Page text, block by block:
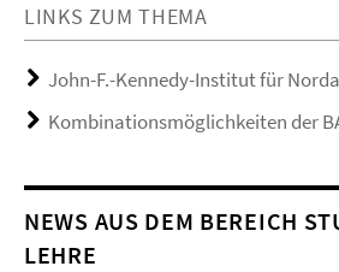
LINKS ZUM THEMA
John-F.-Kennedy-Institut für
Kombinationsmöglichkeiten der
NEWS AUS DEM BEREICH
LEHRE